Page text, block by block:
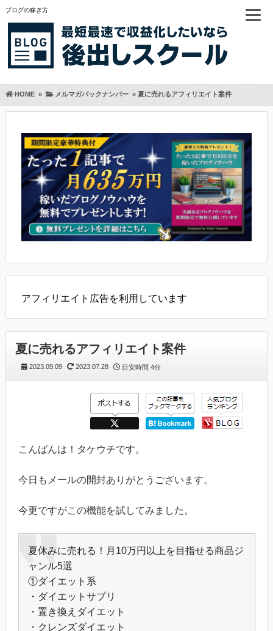
ブログの稼ぎ方
HOME» メルマガバックナンバー» 夏に売れるアフィリエイト案件
アフィリエイト広告を利用しています
夏に売れるアフィリエイト案件
2023.09.09 2023.07.28 目安時間 4分
こんばんは！タケウチです。
今日もメールの開封ありがとうございます。
今更ですがこの機能を試してみました。
夏休みに売れる！月10万円以上を目指せる商品ジ
ャンル5選
①ダイエット系
・ダイエットサプリ
・置き換えダイエット
・クレンズダイエット